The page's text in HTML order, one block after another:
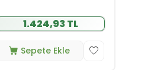
1.424,93 TL
Sepete Ekle